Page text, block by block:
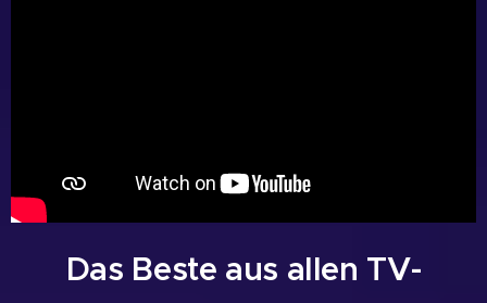
Das Beste aus allen TV-